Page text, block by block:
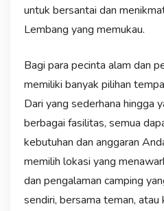
untuk bersantai dan
Lembang yang memukau.
Bagi para pecinta alam dan
memiliki banyak pilihan
Dari yang sederhana hingga
berbagai fasilitas, semua
kebutuhan dan anggaran
memilih lokasi yang
dan pengalaman camping
sendiri, bersama teman, atau